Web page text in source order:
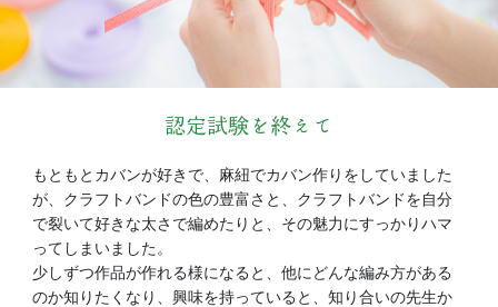
ー
認定試験を終えて
もともとカバンが好きで、麻紐でカバン作りをしていました
が、クラフトバンドの色の豊富さと、クラフトバンドを自分
で裂いて好きな太さで編めたりと、その魅力にすっかりハマ
ってしまいました。
少しずつ作品が作れる様になると、他にどんな編み方がある
のか知りたくなり、興味を持っていると、知り合いの先生か